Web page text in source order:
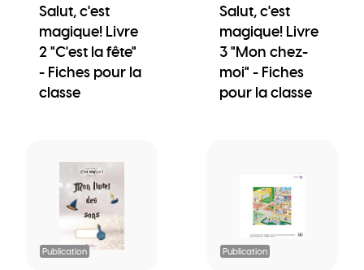
Salut, c'est
magique! Livre
2 "C'est la fête"
- Fiches pour la
classe
Salut, c'est
magique! Livre
3 "Mon chez-
moi" - Fiches
pour la classe
Publication Publication